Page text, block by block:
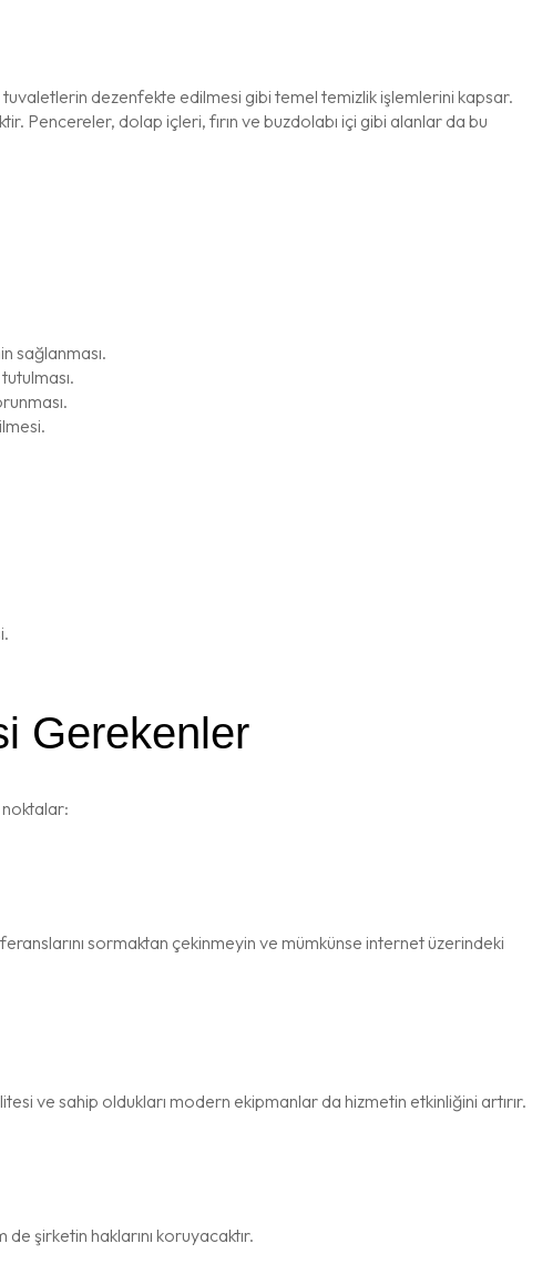
dezenfekte edilmesi gibi temel temizlik işlemlerini kapsar.
Pencereler, dolap içleri, fırın ve buzdolabı içi gibi alanlar da bu
sağlanması.
Gerekenler
noktalar:
sormaktan çekinmeyin ve mümkünse internet üzerindeki
ve sahip oldukları modern ekipmanlar da hizmetin etkinliğini artırır.
şirketin haklarını koruyacaktır.